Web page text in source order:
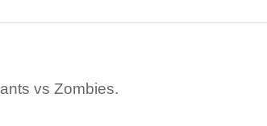
vs Zombies.